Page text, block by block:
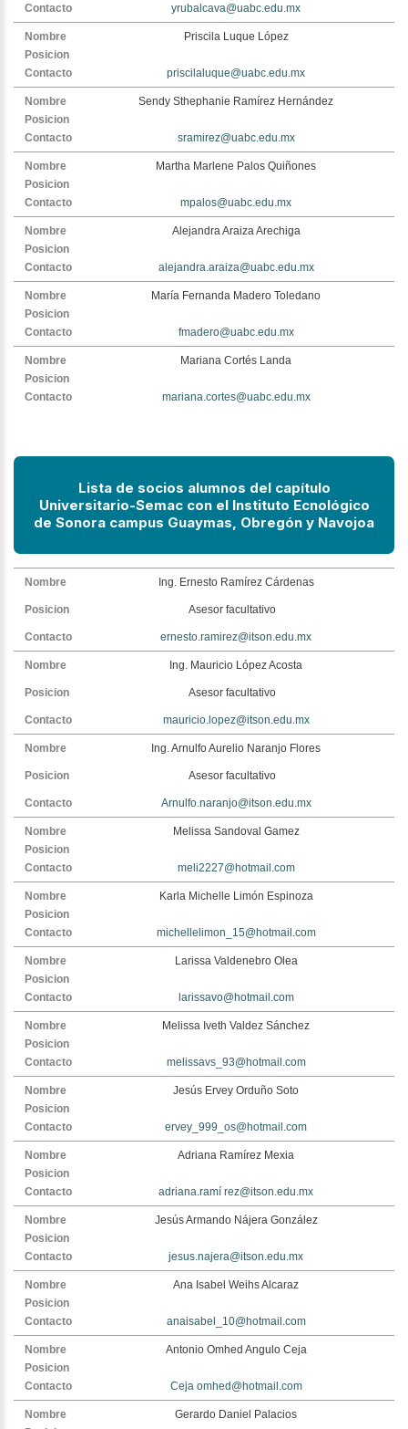
yrubalcava@uabc.edu.mx
Priscila Luque López
priscilaluque@uabc.edu.mx
Sendy Sthephanie Ramírez Hernández
sramirez@uabc.edu.mx
Martha Marlene Palos Quiñones
mpalos@uabc.edu.mx
Alejandra Araiza Arechiga
alejandra.araiza@uabc.edu.mx
María Fernanda Madero Toledano
fmadero@uabc.edu.mx
Mariana Cortés Landa
mariana.cortes@uabc.edu.mx
Lista de socios alumnos del capítulo
Universitario-Semac con el Instituto Ecnológico
de Sonora campus Guaymas, Obregón y Navojoa
Ing. Ernesto Ramírez Cárdenas
Asesor facultativo
ernesto.ramirez@itson.edu.mx
Ing. Mauricio López Acosta
Asesor facultativo
mauricio.lopez@itson.edu.mx
Ing. Arnulfo Aurelio Naranjo Flores
Asesor facultativo
Arnulfo.naranjo@itson.edu.mx
Melissa Sandoval Gamez
meli2227@hotmail.com
Karla Michelle Limón Espinoza
michellelimon_15@hotmail.com
Larissa Valdenebro Olea
larissavo@hotmail.com
Melissa Iveth Valdez Sánchez
melissavs_93@hotmail.com
Jesús Ervey Orduño Soto
ervey_999_os@hotmail.com
Adriana Ramírez Mexia
adriana.ramí rez@itson.edu.mx
Jesús Armando Nájera González
jesus.najera@itson.edu.mx
Ana Isabel Weihs Alcaraz
anaisabel_10@hotmail.com
Antonio Omhed Angulo Ceja
Ceja omhed@hotmail.com
Gerardo Daniel Palacios